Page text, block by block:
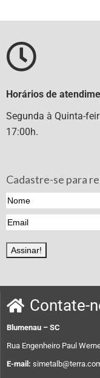
Horários de
Segunda à Quinta-
17:00h.
Cadastre-se para
Contate-
Blumenau – SC
Rua Engenheiro Paul
E-mail: